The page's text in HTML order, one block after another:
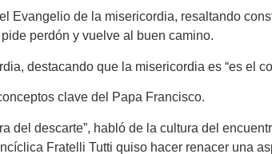
Evangelio de la misericordia, resaltando
perdón y vuelve al buen camino.
destacando que la misericordia es “es el
clave del Papa Francisco.
del descarte”, habló de la cultura del
Fratelli Tutti quiso hacer renacer una